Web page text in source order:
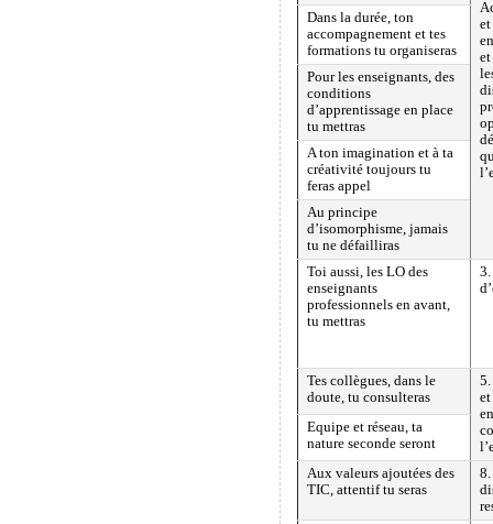
Dans la durée, ton
accompagnement et tes
formations tu organiseras
Pour les enseignants, des
conditions
d’apprentissage en place
tu mettras
A ton imagination et à ta
créativité toujours tu
feras appel
Au principe
d’isomorphisme, jamais
tu ne défailliras
Toi aussi, les LO des
enseignants
professionnels en avant,
tu mettras
Tes collègues, dans le
doute, tu consulteras
5.
et
Equipe et réseau, ta
nature seconde seront
Aux valeurs ajoutées des
TIC, attentif tu seras
8.